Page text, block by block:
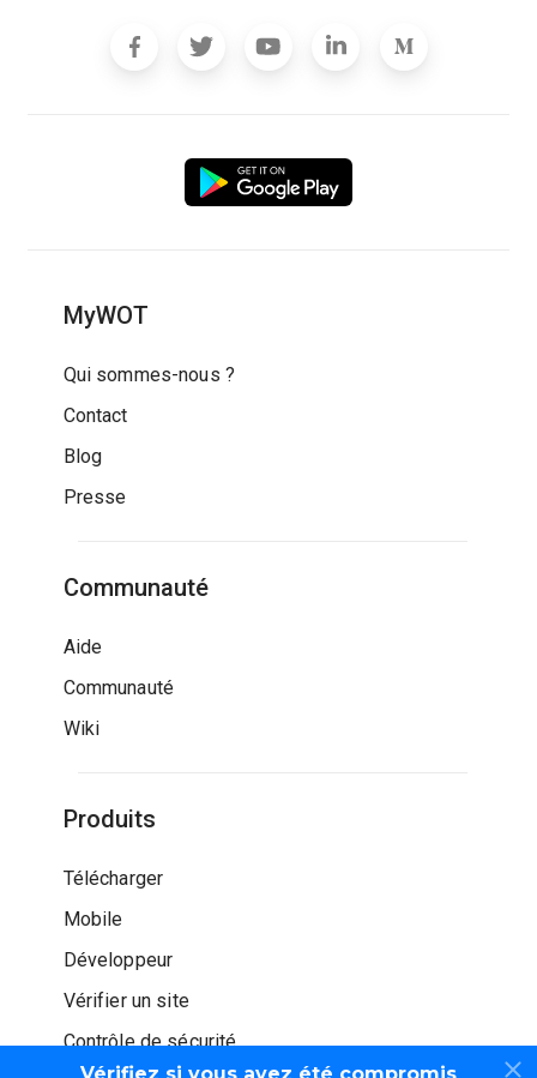
MyWOT
Qui sommes-nous ?
Contact
Blog
Presse
Communauté
Aide
Communauté
Wiki
Produits
Télécharger
Mobile
Développeur
Vérifier un site
Contrôle de sécurité